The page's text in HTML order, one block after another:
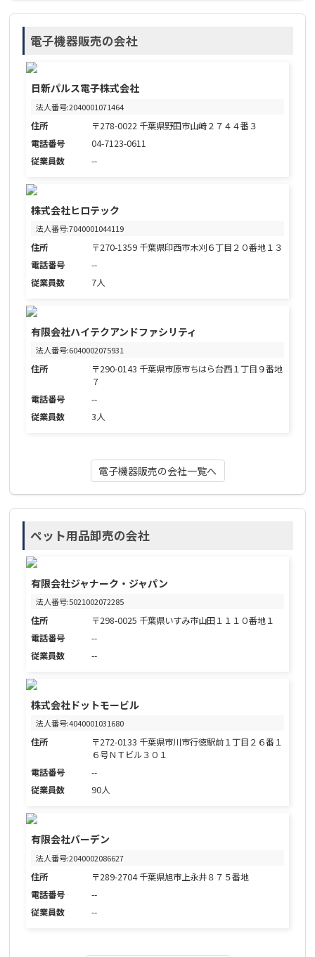
電子機器販売の会社
日新パルス電子株式会社
法人番号:2040001071464
住所
〒278-0022 千葉県野田市山崎２７４４番３
電話番号
04-7123-0611
従業員数
--
株式会社ヒロテック
法人番号:7040001044119
住所
〒270-1359 千葉県印西市木刈６丁目２０番地１３
電話番号
--
従業員数
7人
有限会社ハイテクアンドファシリティ
法人番号:6040002075931
住所
〒290-0143 千葉県市原市ちはら台西１丁目９番地
７
電話番号
--
従業員数
3人
電子機器販売の会社一覧へ
ペット用品卸売の会社
有限会社ジャナーク・ジャパン
法人番号:5021002072285
住所
〒298-0025 千葉県いすみ市山田１１１０番地１
電話番号
--
従業員数
--
株式会社ドットモービル
法人番号:4040001031680
住所
〒272-0133 千葉県市川市行徳駅前１丁目２６番１
６号ＮＴビル３０１
電話番号
--
従業員数
90人
有限会社バーデン
法人番号:2040002086627
住所
〒289-2704 千葉県旭市上永井８７５番地
電話番号
--
従業員数
--